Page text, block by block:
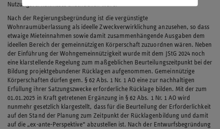
Nutzungsverhältnisses unschädlich wäre.
Nach der Regierungsbegründung ist die vergünstigte
Wohnraumüberlassung als ideelle Zweckverwirklichung anzusehen, so dass
etwaige Mieteinnahmen sowie damit zusammenhängende Ausgaben dem
ideellen Bereich der gemeinnützigen Körperschaft zuzuordnen wären. Neben
der Einführung der Wohngemeinnützigkeit wurde mit dem JStG 2024 noch
eine klarstellende Regelung zum maßgeblichen Beurteilungszeitpunkt bei der
Bildung projektgebundener Rücklagen aufgenommen. Gemeinnützige
Körperschaften dürfen gem. § 62 Abs. 1 Nr. 1 AO eine zur nachhaltigen
Erfüllung ihrer Satzungszwecke erforderliche Rücklage bilden. Mit der zum
01.01.2025 in Kraft getretenen Ergänzung in § 62 Abs. 1 Nr. 1 AO wird
nunmehr gesetzlich klargestellt, dass für die Beurteilung der Erforderlichkeit
auf den Stand der Planung zum Zeitpunkt der Rücklagenbildung und damit
auf die „ex-ante-Perspektive“ abzustellen ist. Nach der Entwurfsbegründung